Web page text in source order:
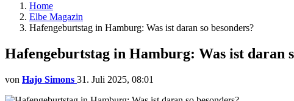
Home
Elbe Magazin
Hafengeburtstag in Hamburg: Was ist daran so besonders?
Hafengeburtstag in Hamburg: Was ist daran
von Hajo Simons 31. Juli 2025, 08:01